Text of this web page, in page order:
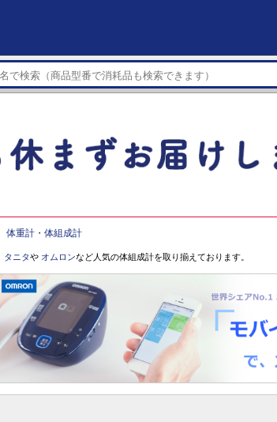
体重計・体組成計
タニタや オムロンなど人気の体組成計を取り揃えております。